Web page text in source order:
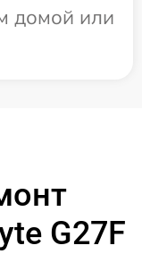
домой или
G27F